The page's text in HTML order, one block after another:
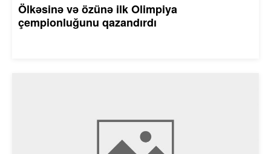
Ölkəsinə və özünə ilk Olimpiya
çempionluğunu qazandırdı